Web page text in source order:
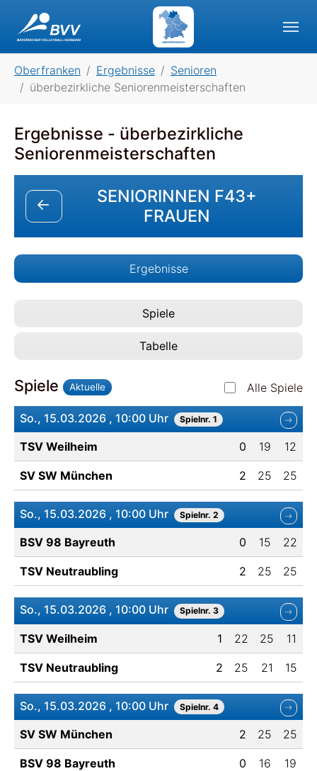
OBERFRANKEN
Oberfranken Ergebnisse
Senioren
überbezirkliche Seniorenmeisterschaften
Ergebnisse - überbezirkliche
Seniorenmeisterschaften
SENIORINNEN F43+
FRAUEN
Ergebnisse
Spiele
Tabelle
Spiele Aktuelle Alle Spiele
So., 15.03.2026 , 10:00 Uhr Spielnr. 1
TSV Weilheim 0 19 12
SV SW München 2 25 25
So., 15.03.2026 , 10:00 Uhr Spielnr. 2
BSV 98 Bayreuth 0 15 22
TSV Neutraubling 2 25 25
So., 15.03.2026 , 10:00 Uhr Spielnr. 3
TSV Weilheim 1 22 25 11
TSV Neutraubling 2 25 21 15
So., 15.03.2026 , 10:00 Uhr Spielnr. 4
SV SW München 2 25 25
BSV 98 Bayreuth 0 16 19